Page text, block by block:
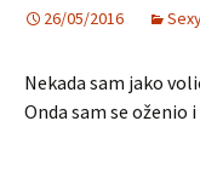
26/05/2016
Nekada sam jako
Onda sam se oženio